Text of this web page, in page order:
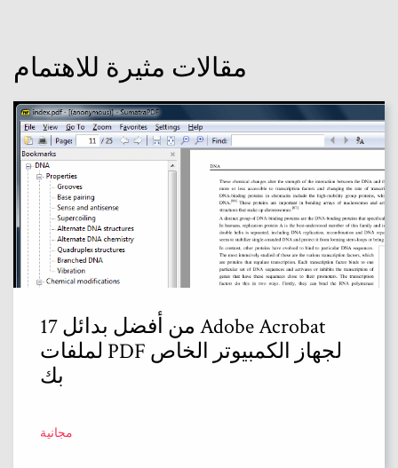
مقالات مثيرة للاهتمام
17 من أفضل بدائل Adobe Acrobat
لملفات PDF لجهاز الكمبيوتر الخاص
بك
مجانية